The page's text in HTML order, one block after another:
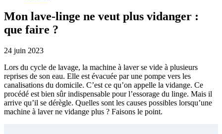
Mon lave-linge ne veut plus vidanger :
que faire ?
24 juin 2023
Lors du cycle de lavage, la machine à laver se vide à plusieurs
reprises de son eau. Elle est évacuée par une pompe vers les
canalisations du domicile. C’est ce qu’on appelle la vidange. Ce
procédé est bien sûr indispensable pour l’essorage du linge. Mais il
arrive qu’il se dérègle. Quelles sont les causes possibles lorsqu’une
machine à laver ne vidange plus ? Faisons le point.